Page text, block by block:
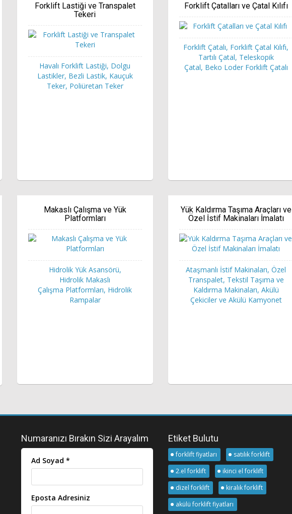
Forklift Lastiği ve Transpalet
Tekeri
Havalı Forklift Lastiği, Dolgu
Lastikler, Bezli Lastik, Kauçuk
Teker, Poliüretan Teker
Forklift Çatalları ve Çatal Kılıfı
Forklift Çatalı, Forklift Çatal Kılıfı,
Tartılı Çatal, Teleskopik
Çatal, Beko Loder Forklift Çatalı
Makaslı Çalışma ve Yük
Platformları
Hidrolik Yük Asansörü,
Hidrolik Makaslı
Çalışma Platformları, Hidrolik
Rampalar
Yük Kaldırma Taşıma Araçları ve
Özel İstif Makinaları İmalatı
Ataşmanlı İstif Makinaları, Özel
Transpalet, Tekstil Taşıma ve
Kaldırma Makinaları, Akülü
Çekiciler ve Akülü Kamyonet
Numaranızı Bırakın Sizi Arayalım
Ad Soyad *
Eposta Adresiniz
Etiket Bulutu
forklift fiyatları
satılık forklift
2.el forklift
ikinci el forklift
dizel forklift
kiralık forklift
akülü forklift fiyatları